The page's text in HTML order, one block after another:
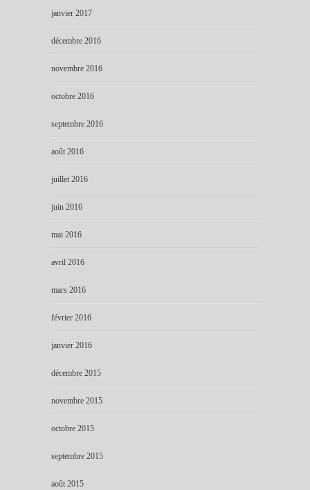
janvier 2017
décembre 2016
novembre 2016
octobre 2016
septembre 2016
août 2016
juillet 2016
juin 2016
mai 2016
avril 2016
mars 2016
février 2016
janvier 2016
décembre 2015
novembre 2015
octobre 2015
septembre 2015
août 2015